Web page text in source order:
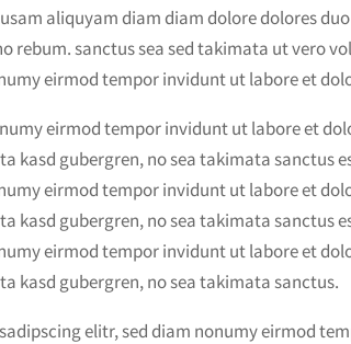
aliquyam diam diam dolore dolores
rebum. sanctus sea sed takimata ut vero
eirmod tempor invidunt ut labore et
eirmod tempor invidunt ut labore et
kasd gubergren, no sea takimata sanctus
eirmod tempor invidunt ut labore et
kasd gubergren, no sea takimata sanctus
eirmod tempor invidunt ut labore et
kasd gubergren, no sea takimata sanctus.
elitr, sed diam nonumy eirmod